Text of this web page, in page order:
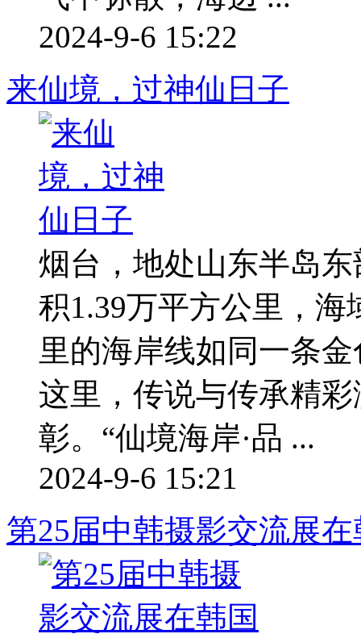
2024-9-6 15:22
来仙境，过神仙日子
烟台，地处山东半岛
积1.39万平方公里，海
里的海岸线如同一条
这里，传说与传承精
彰。“仙境海岸·品 ...
2024-9-6 15:21
第25届中韩摄影交流展